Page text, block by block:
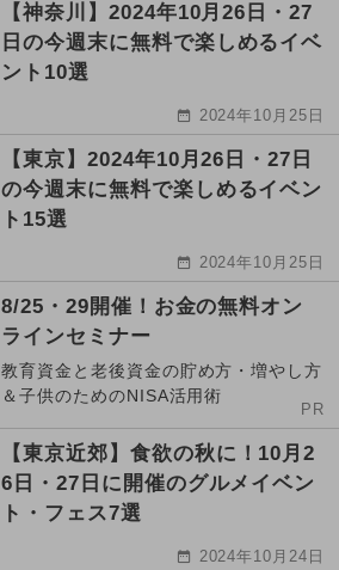
【神奈川】2024年10月26日・27
日の今週末に無料で楽しめるイベ
ント10選
2024年10月25日
【東京】2024年10月26日・27日
の今週末に無料で楽しめるイベン
ト15選
2024年10月25日
8/25・29開催！お金の無料オン
ラインセミナー
教育資金と老後資金の貯め方・増やし方
＆子供のためのNISA活用術
PR
【東京近郊】食欲の秋に！10月2
6日・27日に開催のグルメイベン
ト・フェス7選
2024年10月24日